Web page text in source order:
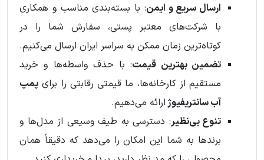
ارسال سریع و ایمن: با بسته‌بندی مناسب و همکاری
با شرکت‌های معتبر پستی، سفارش شما را در
کوتاه‌ترین زمان ممکن به سراسر ایران ارسال می‌کنیم.
تضمین بهترین قیمت: با حذف واسطه‌ها و خرید
مستقیم از کارخانه‌ها، ما قیمتی رقابتی را برای پمپ
آب سانتریفیوژ ارائه می‌دهیم.
تنوع بی‌نظیر: دسترسی به طیف وسیعی از مدل‌ها و
برندها به شما این امکان را می‌دهد که دقیقاً همان